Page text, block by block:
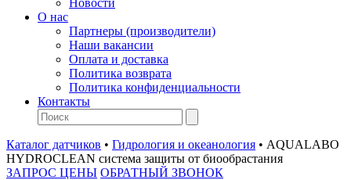
Новости
О нас
Партнеры (производители)
Наши вакансии
Оплата и доставка
Политика возврата
Политика конфиденциальности
Контакты
Каталог датчиков • Гидрология и океанология • AQUALABO
HYDROCLEAN система защиты от биообрастания
ЗАПРОС ЦЕНЫ ОБРАТНЫЙ ЗВОНОК